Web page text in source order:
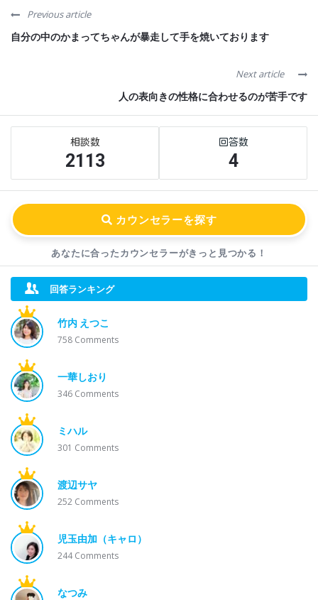
Previous article
自分の中のかまってちゃんが暴走して手を焼いております
Next article
人の表向きの性格に合わせるのが苦手です
Sidebar
2113 4
あなたに合ったカウンセラーがきっと見つかる！
回答ランキング
竹内 えつこ
758 Comments
一華しおり
346 Comments
ミハル
301 Comments
渡辺サヤ
252 Comments
児玉由加（キャロ）
244Comments
なつみ